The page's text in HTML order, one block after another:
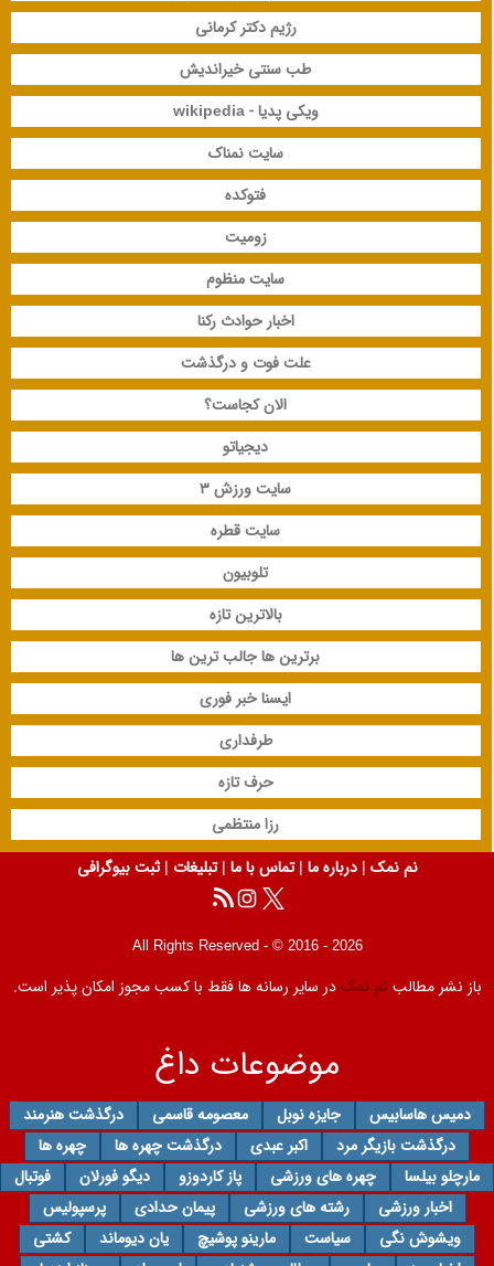
رژیم دکتر کرمانی
طب سنتی خیراندیش
ویکی پدیا - wikipedia
سایت نمناک
فتوکده
زومیت
سایت منظوم
اخبار حوادث رکنا
علت فوت و درگذشت
الان کجاست؟
دیجیاتو
سایت ورزش 3
سایت قطره
تلوبیون
بالاترین تازه
برترین ها جالب ترین ها
ایسنا خبر فوری
طرفداری
حرف تازه
رزا منتظمی
نم نمک | درباره ما | تماس با ما | تبلیغات | ثبت بیوگرافی
All Rights Reserved - © 2016 - 2026
باز نشر مطالبنم نمکدر سایر رسانه ها فقط با کسب مجوز امکان پذیر است.
موضوعات داغ
دمیس هاسابیس جایزه نوبل معصومه قاسمی
درگذشت هنرمند
درگذشت بازیگر مرد
اکبر عبدی درگذشت چهره ها
چهره ها
مارچلو بیلسا
چهره های ورزشی پاز کاردوزو دیگو فورلان
فوتبال
اخبار ورزشی
رشته های ورزشی پیمان حدادی
پرسپولیس
ویشوش نگی
سیاست مارینو پوشیچ یان دیوماند
کشتی